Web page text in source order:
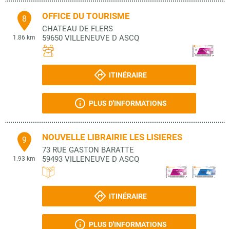
8
1.86 km
OFFICE DU TOURISME
CHATEAU DE FLERS
59650 VILLENEUVE D ASCQ
ITINÉRAIRE
PLUS D'INFORMATIONS
9
1.93 km
NOUVELLE LIBRAIRIE LES LISIERES
73 RUE GASTON BARATTE
59493 VILLENEUVE D ASCQ
ITINÉRAIRE
PLUS D'INFORMATIONS